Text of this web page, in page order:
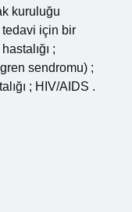
kuruluğu
tedavi için bir
;
sendromu) ;
; HIV/AIDS .